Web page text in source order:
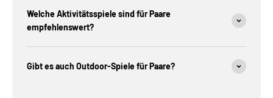
Welche Aktivitätsspiele sind für Paare
empfehlenswert?
Gibt es auch Outdoor-Spiele für Paare?